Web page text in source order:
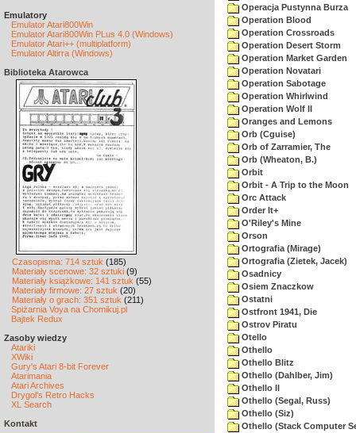
Emulatory
Emulator Atari800Win
Emulator Atari800Win PLus 4.0 (Windows)
Emulator Atari++ (multiplatform)
Emulator Altirra (Windows)
Biblioteka Atarowca
Czasopisma: 714 sztuk (185)
Materiały scenowe: 32 sztuki (9)
Materiały książkowe: 141 sztuk (55)
Materiały firmowe: 27 sztuk (20)
Materiały o grach: 351 sztuk (211)
Spiżarnia Voya na Chomikuj.pl
Bajtek Redux
Zasoby wiedzy
Atariki
XWiki
Gury's Atari 8-bit Forever
Atarimania
Atari Archives
Drygol's Retro Hacks
XL Search
Kontakt
Operacja Pustynna Burza
Operation Blood
Operation Crossroads
Operation Desert Storm
Operation Market Garden
Operation Novatari
Operation Sabotage
Operation Whirlwind
Operation Wolf II
Oranges and Lemons
Orb (Cguise)
Orb of Zarramier, The
Orb (Wheaton, B.)
Orbit
Orbit - A Trip to the Moon
Orc Attack
Order It+
O'Riley's Mine
Orson
Ortografia (Mirage)
Ortografia (Zietek, Jacek)
Osadnicy
Osiem Znaczkow
Ostatni
Ostfront 1941, Die
Ostrov Piratu
Otello
Othello
Othello Blitz
Othello (Dahlber, Jim)
Othello II
Othello (Segal, Russ)
Othello (Siz)
Othello (Stack Computer